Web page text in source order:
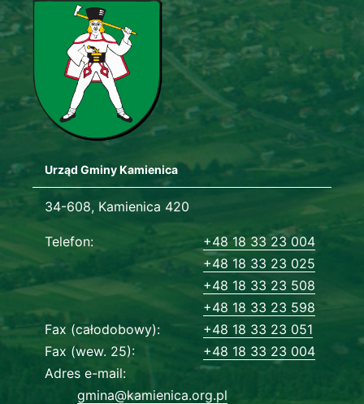
Urząd Gminy Kamienica
Adres urzędu
34-608, Kamienica 420
Dane kontaktowe
Telefon
+48 18 33 23 004
+48 18 33 23 025
+48 18 33 23 508
+48 18 33 23 598
Fax (całodobowy)
+48 18 33 23 051
Fax (wew. 25)
+48 18 33 23 004
Adres e-mail
gmina@kamienica.org.pl